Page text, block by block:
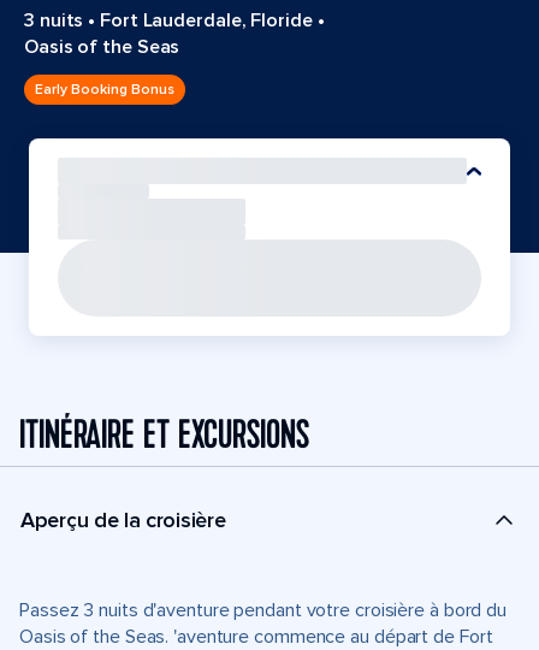
3 nuits • Fort Lauderdale, Floride•
Oasis of the Seas
Early Booking Bonus
ITINÉRAIRE ET EXCURSIONS
Aperçu de la croisière
Passez 3 nuits d'aventure pendant votre croisière à bord du
Oasis of the Seas. 'aventure commence au départ de Fort